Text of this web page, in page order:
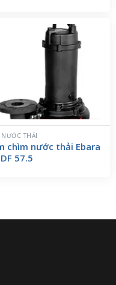
THẢI
chìm nước thải Ebara
57.5